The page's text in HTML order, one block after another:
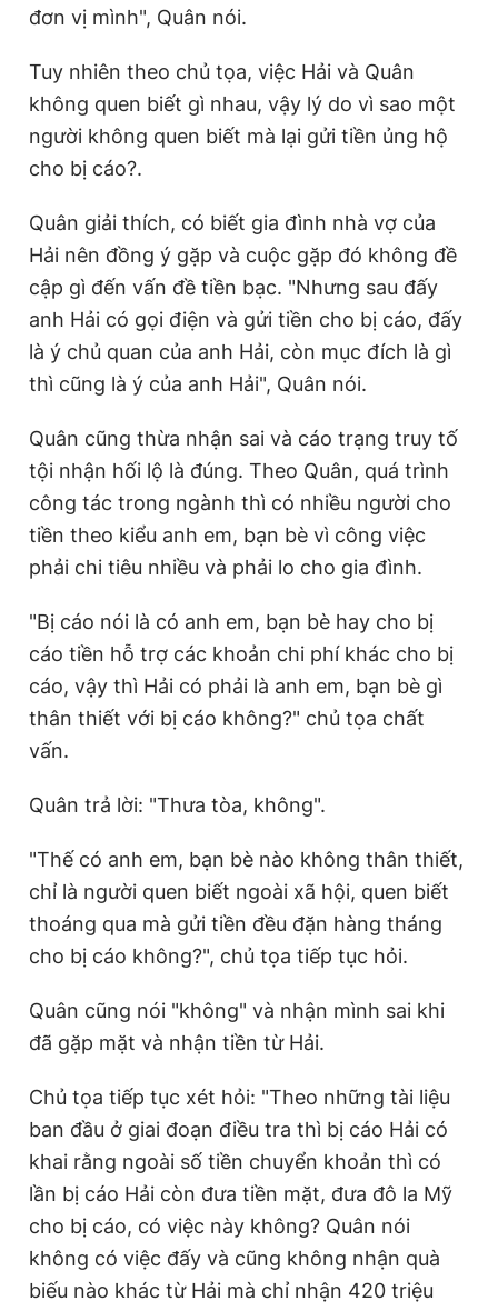
đơn vị mình", Quân nói.
Tuy nhiên theo chủ tọa, việc Hải và Quân
không quen biết gì nhau, vậy lý do vì sao một
người không quen biết mà lại gửi tiền ủng hộ
cho bị cáo?.
Quân giải thích, có biết gia đình nhà vợ của
Hải nên đồng ý gặp và cuộc gặp đó không đề
cập gì đến vấn đề tiền bạc. "Nhưng sau đấy
anh Hải có gọi điện và gửi tiền cho bị cáo, đấy
là ý chủ quan của anh Hải, còn mục đích là gì
thì cũng là ý của anh Hải", Quân nói.
Quân cũng thừa nhận sai và cáo trạng truy tố
tội nhận hối lộ là đúng. Theo Quân, quá trình
công tác trong ngành thì có nhiều người cho
tiền theo kiểu anh em, bạn bè vì công việc
phải chi tiêu nhiều và phải lo cho gia đình.
"Bị cáo nói là có anh em, bạn bè hay cho bị
cáo tiền hỗ trợ các khoản chi phí khác cho bị
cáo, vậy thì Hải có phải là anh em, bạn bè gì
thân thiết với bị cáo không?" chủ tọa chất
vấn.
Quân trả lời: "Thưa tòa, không".
"Thế có anh em, bạn bè nào không thân thiết,
chỉ là người quen biết ngoài xã hội, quen biết
thoáng qua mà gửi tiền đều đặn hàng tháng
cho bị cáo không?", chủ tọa tiếp tục hỏi.
Quân cũng nói "không" và nhận mình sai khi
đã gặp mặt và nhận tiền từ Hải.
Chủ tọa tiếp tục xét hỏi: "Theo những tài liệu
ban đầu ở giai đoạn điều tra thì bị cáo Hải có
khai rằng ngoài số tiền chuyển khoản thì có
lần bị cáo Hải còn đưa tiền mặt, đưa đô la Mỹ
cho bị cáo, có việc này không? Quân nói
không có việc đấy và cũng không nhận quà
biếu nào khác từ Hải mà chỉ nhận 420 triệu